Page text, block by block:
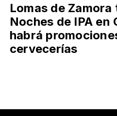
Lomas de Zamora
Noches de IPA en
habrá
cervecerías